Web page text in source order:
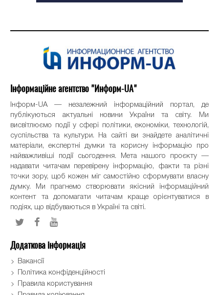
Інформаційне агентство "Информ-UA"
Інформ-UA — незалежний інформаційний портал, де
публікуються актуальні новини України та світу. Ми
висвітлюємо події у сфері політики, економіки, технологій,
суспільства та культури. На сайті ви знайдете аналітичні
матеріали, експертні думки та корисну інформацію про
найважливіші події сьогодення. Мета нашого проєкту —
надавати читачам перевірену інформацію, факти та різні
точки зору, щоб кожен міг самостійно сформувати власну
думку. Ми прагнемо створювати якісний інформаційний
контент та допомагати читачам краще орієнтуватися в
подіях, що відбуваються в Україні та світі.
Додаткова інформація
Вакансії
Політика конфіденційності
Правила користування